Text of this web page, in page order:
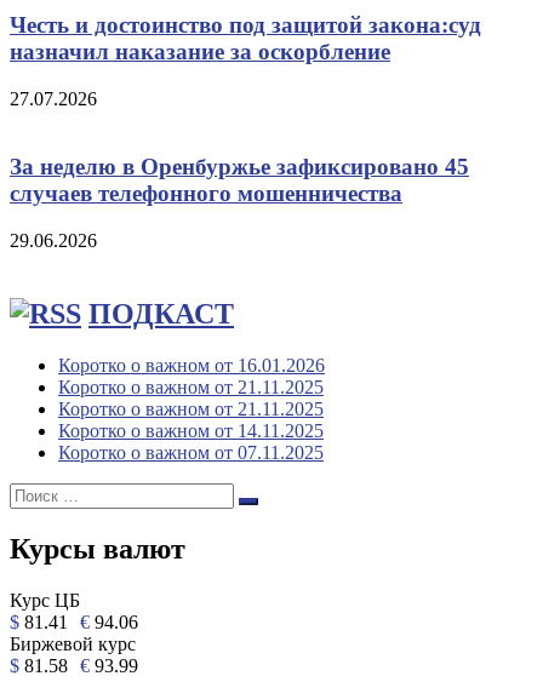
Честь и достоинство под защитой закона:суд
назначил наказание за оскорбление
27.07.2026
За неделю в Оренбуржье зафиксировано 45
случаев телефонного мошенничества
29.06.2026
ПОДКАСТ
Коротко о важном от 16.01.2026
Коротко о важном от 21.11.2025
Коротко о важном от 21.11.2025
Коротко о важном от 14.11.2025
Коротко о важном от 07.11.2025
Поиск:
Поиск
Курсы валют
Курс ЦБ
$ 81.41 € 94.06
Биржевой курс
$ 81.58 € 93.99